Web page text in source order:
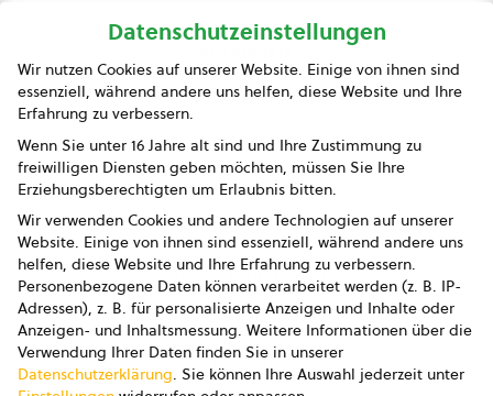
Presse
Impressum
Datenschutz
AGB
AGB Marketing GmbH
AGB Bildung
Newsletter
Datenschutzeinstellungen
Wir nutzen Cookies auf unserer Website. Einige von ihnen sind
essenziell, während andere uns helfen, diese Website und Ihre
Erfahrung zu verbessern.
Wenn Sie unter 16 Jahre alt sind und Ihre Zustimmung zu
freiwilligen Diensten geben möchten, müssen Sie Ihre
Erziehungsberechtigten um Erlaubnis bitten.
Wir verwenden Cookies und andere Technologien auf unserer
Website. Einige von ihnen sind essenziell, während andere uns
helfen, diese Website und Ihre Erfahrung zu verbessern.
Personenbezogene Daten können verarbeitet werden (z. B. IP-
Adressen), z. B. für personalisierte Anzeigen und Inhalte oder
Anzeigen- und Inhaltsmessung. Weitere Informationen über die
Verwendung Ihrer Daten finden Sie in unserer
Datenschutzerklärung. Sie können Ihre Auswahl jederzeit unter